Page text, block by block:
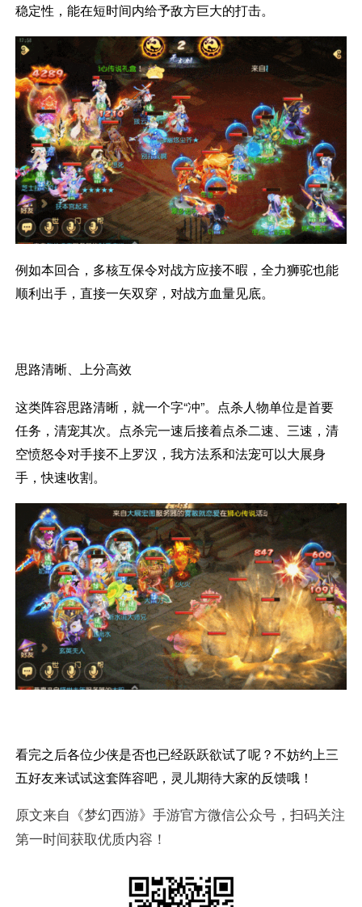
稳定性，能在短时间内给予敌方巨大的打击。
例如本回合，多核互保令对战方应接不暇，全力狮驼也能
顺利出手，直接一矢双穿，对战方血量见底。
思路清晰、上分高效
这类阵容思路清晰，就一个字“冲”。点杀人物单位是首要
任务，清宠其次。点杀完一速后接着点杀二速、三速，清
空愤怒令对手接不上罗汉，我方法系和法宠可以大展身
手，快速收割。
看完之后各位少侠是否也已经跃跃欲试了呢？不妨约上三
五好友来试试这套阵容吧，灵儿期待大家的反馈哦！
原文来自《梦幻西游》手游官方微信公众号，扫码关注
第一时间获取优质内容！